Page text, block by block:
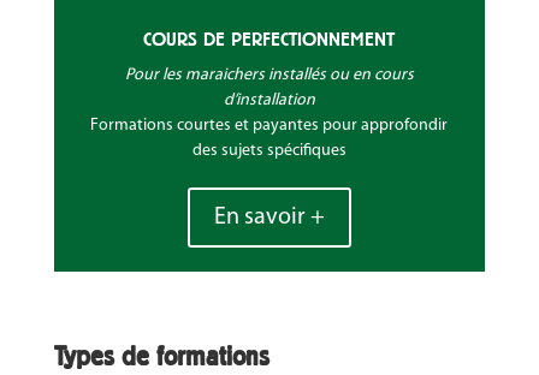
COURS DE PERFECTIONNEMENT
Pour les maraichers installés ou en cours
d’installation
Formations courtes et payantes pour approfondir
des sujets spécifiques
En savoir +
Types de formations